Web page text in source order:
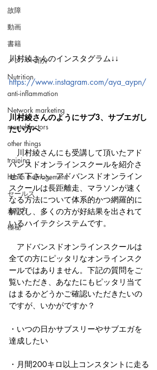
故障
動画
書籍
メンバー紹介
Nutrition
anti-inflammation
Network marketing
mental factors
other things
training
health mamagement
セールス
走り方
極秘
川村綾さんのインスタグラム↓↓
https://www.instagram.com/aya_aypn/
川村綾さんのようにサブ3、サブエガし
たい方へ
川村綾さんにも受講して頂いたアド
バンスドオンラインスクールを紹介さ
せて下さい。アドバンスドオンライン
スクールは長距離走、マラソンが速く
なる方法について体系的かつ網羅的に
解説し、多くの方が好結果を出されて
いるハイテクシステムです。
アドバンスドオンラインスクールは
全ての方にピッタリなオンラインスク
ールではありません。下記の質問をご
覧いただき、あなたにもピッタリ当て
はまるかどうかご確認いただきたいの
ですが、いかがですか？
・いつの日かサブスリーやサブエガを
達成したい
・月間200キロ以上コンスタントに走る